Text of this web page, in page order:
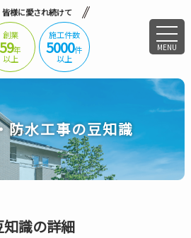
皆様に愛され続けて
創業
59年
以上
施工件数
5000件
以上
MENU
防水工事の豆知識
知識の詳細